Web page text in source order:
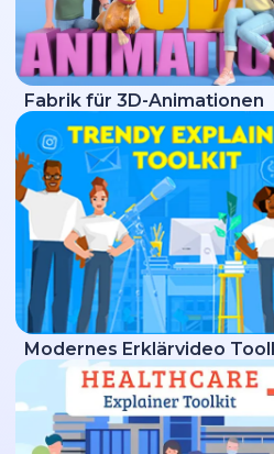
Fabrik für 3D-Animationen
Modernes Erklärvideo